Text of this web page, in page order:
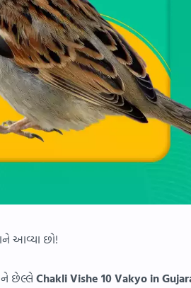
આવ્યા છો!
છેલ્લે Chakli Vishe 10 Vakyo in